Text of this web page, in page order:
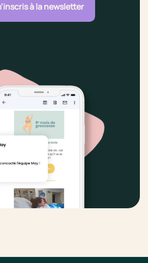
à la newsletter